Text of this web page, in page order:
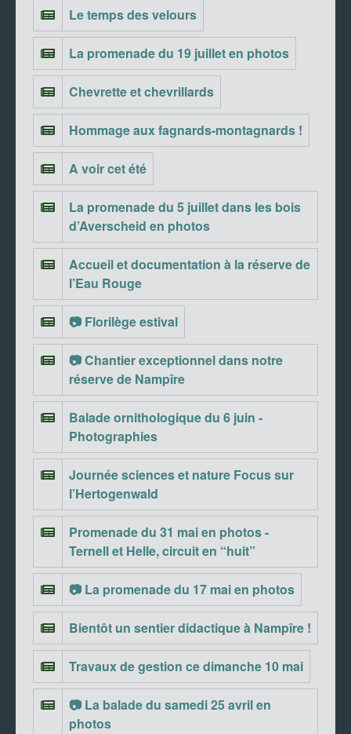
Le temps des velours
La promenade du 19 juillet en photos
Chevrette et chevrillards
Hommage aux fagnards-montagnards !
A voir cet été
La promenade du 5 juillet dans les bois
d’Averscheid en photos
Accueil et documentation à la réserve de
l’Eau Rouge
📷 Florilège estival
📷 Chantier exceptionnel dans notre
réserve de Nampîre
Balade ornithologique du 6 juin -
Photographies
Journée sciences et nature Focus sur
l’Hertogenwald
Promenade du 31 mai en photos -
Ternell et Helle, circuit en “huit”
📷 La promenade du 17 mai en photos
Bientôt un sentier didactique à Nampîre !
Travaux de gestion ce dimanche 10 mai
📷 La balade du samedi 25 avril en
photos